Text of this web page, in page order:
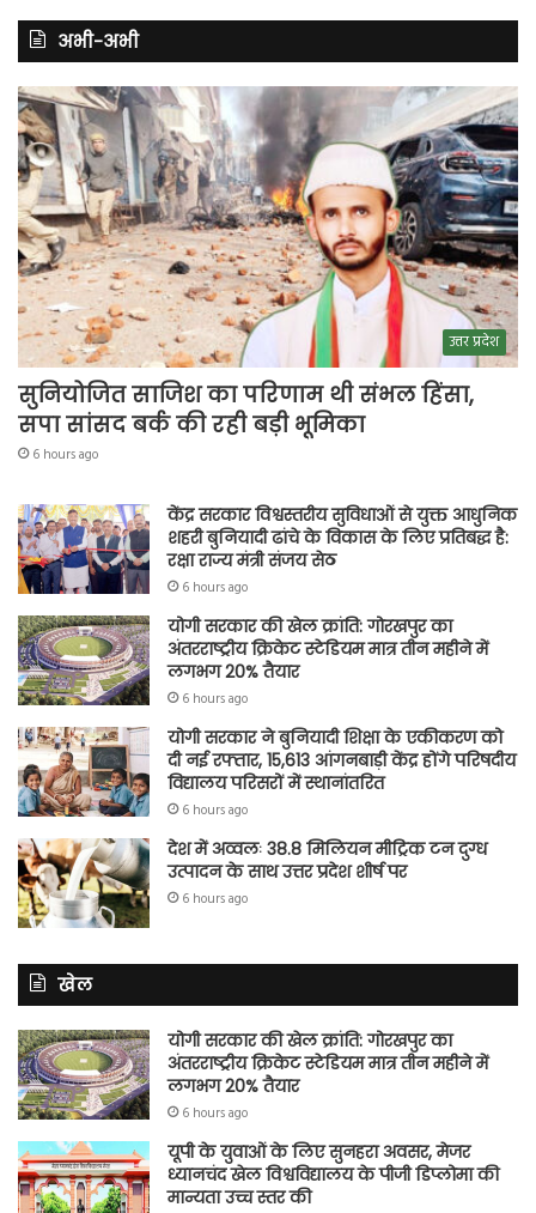
अभी-अभी
उत्तर प्रदेश
सुनियोजित साजिश का परिणाम थी संभल हिंसा,
सपा सांसद बर्क की रही बड़ी भूमिका
6 hours ago
केंद्र सरकार विश्वस्तरीय सुविधाओं से युक्त आधुनिक
शहरी बुनियादी ढांचे के विकास के लिए प्रतिबद्ध है:
रक्षा राज्य मंत्री संजय सेठ
6 hours ago
योगी सरकार की खेल क्रांति: गोरखपुर का
अंतरराष्ट्रीय क्रिकेट स्टेडियम मात्र तीन महीने में
लगभग 20% तैयार
6 hours ago
योगी सरकार ने बुनियादी शिक्षा के एकीकरण को
दी नई रफ्तार, 15,613 आंगनबाड़ी केंद्र होंगे परिषदीय
विद्यालय परिसरों में स्थानांतरित
6 hours ago
देश में अव्वलः 38.8 मिलियन मीट्रिक टन दुग्ध
उत्पादन के साथ उत्तर प्रदेश शीर्ष पर
6 hours ago
खेल
योगी सरकार की खेल क्रांति: गोरखपुर का
अंतरराष्ट्रीय क्रिकेट स्टेडियम मात्र तीन महीने में
लगभग 20% तैयार
6 hours ago
यूपी के युवाओं के लिए सुनहरा अवसर, मेजर
ध्यानचंद खेल विश्वविद्यालय के पीजी डिप्लोमा की
मान्यता उच्च स्तर की